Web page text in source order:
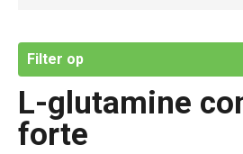
Filter op
L-glutamine
forte